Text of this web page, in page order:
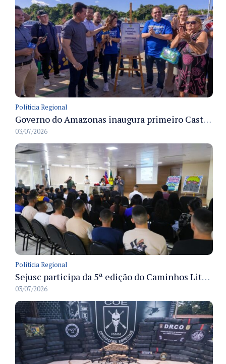
Políticia Regional
Governo do Amazonas inaugura primeiro Castramóvel Fluvial para atendimento veterinário às comunidades ribeirinhas e castração gratuita
03/07/2026
Políticia Regional
Sejusc participa da 5ª edição do Caminhos Literários com foco na cultura hip-hop nas unidades socioeducativas
03/07/2026